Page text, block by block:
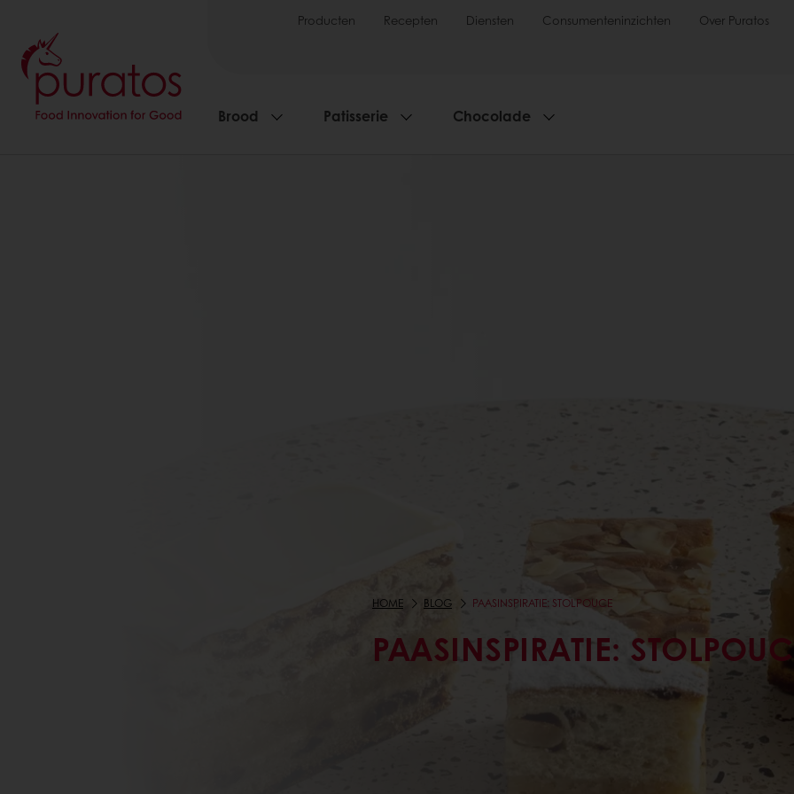
Producten Recepten Diensten Consumenteninzichten Over Puratos
Brood Patisserie Chocolade
HOME BLOG PAASINSPIRATIE: STOLPOUCE
PAASINSPIRATIE: